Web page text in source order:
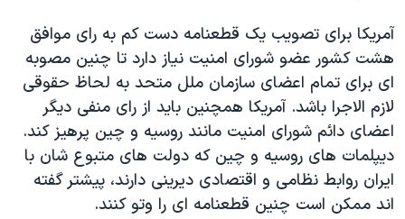
آمریکا برای تصویب یک قطعنامه دست کم به رای موافق
هشت کشور عضو شورای امنیت نیاز دارد تا چنین مصوبه
ای برای تمام اعضای سازمان ملل متحد به لحاظ حقوقی
لازم الاجرا باشد. آمریکا همچنین باید از رای منفی دیگر
اعضای دائم شورای امنیت مانند روسیه و چین پرهیز کند.
دیپلمات های روسیه و چین که دولت های متبوع شان با
ایران روابط نظامی و اقتصادی دیرینی دارند، پیشتر گفته
اند ممکن است چنین قطعنامه ای را وتو کنند.